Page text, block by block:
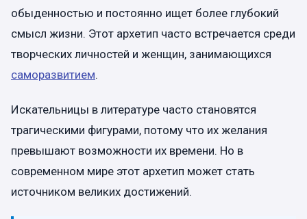
обыденностью и постоянно ищет более глубокий
смысл жизни. Этот архетип часто встречается среди
творческих личностей и женщин, занимающихся
саморазвитием.
Искательницы в литературе часто становятся
трагическими фигурами, потому что их желания
превышают возможности их времени. Но в
современном мире этот архетип может стать
источником великих достижений.